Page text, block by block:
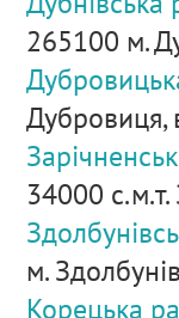
265100 м.
Дубровиця,
34000 с.м.т.
м.
Корецька